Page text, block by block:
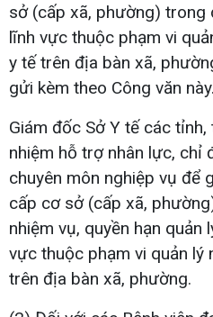
sở (cấp xã, phường) trong
lĩnh vực thuộc phạm vi
y tế trên địa bàn xã,
gửi kèm theo Công văn này.
Giám đốc Sở Y tế các
nhiệm hỗ trợ nhân lực, chỉ
chuyên môn nghiệp vụ để
cấp cơ sở (cấp xã,
nhiệm vụ, quyền hạn quản
vực thuộc phạm vi quản lý
trên địa bàn xã, phường.